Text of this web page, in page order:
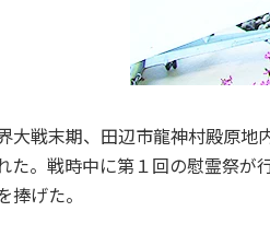
大戦末期、田辺市龍神村殿原地
た。戦時中に第１回の慰霊祭
捧げた。